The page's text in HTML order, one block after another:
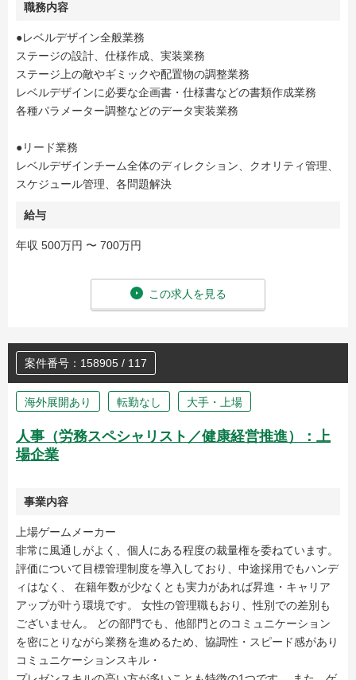
職務内容
●レベルデザイン全般業務
ステージの設計、仕様作成、実装業務
ステージ上の敵やギミックや配置物の調整業務
レベルデザインに必要な企画書・仕様書などの書類作成業務
各種パラメーター調整などのデータ実装業務
●リード業務
レベルデザインチーム全体のディレクション、クオリティ管理、
スケジュール管理、各問題解決
給与
年収 500万円 〜 700万円
この求人を見る
案件番号：158905 / 117
海外展開あり 転勤なし 大手・上場
人事（労務スペシャリスト／健康経営推進）：上
場企業
事業内容
上場ゲームメーカー
非常に風通しがよく、個人にある程度の裁量権を委ねています。
評価について目標管理制度を導入しており、中途採用でもハンデ
ィはなく、 在籍年数が少なくとも実力があれば昇進・キャリア
アップが叶う環境です。 女性の管理職もおり、性別での差別も
ございません。 どの部門でも、他部門とのコミュニケーション
を密にとりながら業務を進めるため、協調性・スピード感があり
コミュニケーションスキル・